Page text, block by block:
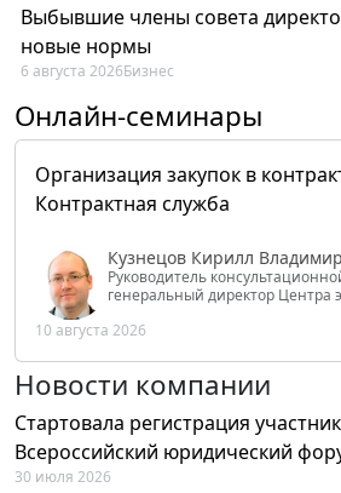
Выбывшие члены совета
новые нормы
6 августа 2026Бизнес
Онлайн-семинары
Организация закупок в
Контрактная служба
Кузнецов Кирилл
Руководитель
генеральный директор Центра
РФ
10 августа 2026
Новости компании
Стартовала регистрация
Всероссийский юридический
30 июля 2026